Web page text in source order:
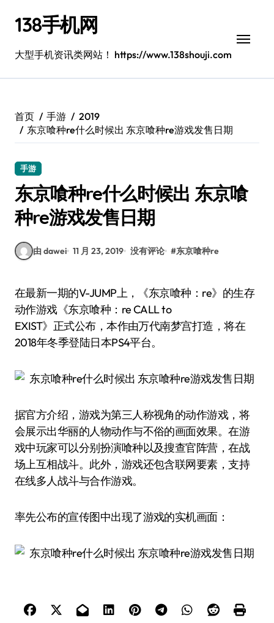
138手机网
大型手机资讯类网站！ https://www.138shouji.com
首页 手游
2019
东京喰种re什么时候出 东京喰种re游戏发售日期
手游
东京喰种re什么时候出 东京喰
种re游戏发售日期
由 dawei 11 月 23, 2019 没有评论 #东京喰种re
在最新一期的V-JUMP上，《东京喰种：re》的生存
动作游戏《东京喰种：re CALL to
EXIST》正式公布，本作由万代南梦宫打造，将在
2018年冬季登陆日本PS4平台。
据官方介绍，游戏为第三人称视角的动作游戏，将
会展示出华丽的人物动作与不俗的画面效果。在游
戏中玩家可以分别扮演喰种以及搜查官阵营，在战
场上互相战斗。此外，游戏还包含联网要素，支持
在线多人战斗与合作游戏。
率先公布的宣传图中出现了游戏的实机画面：